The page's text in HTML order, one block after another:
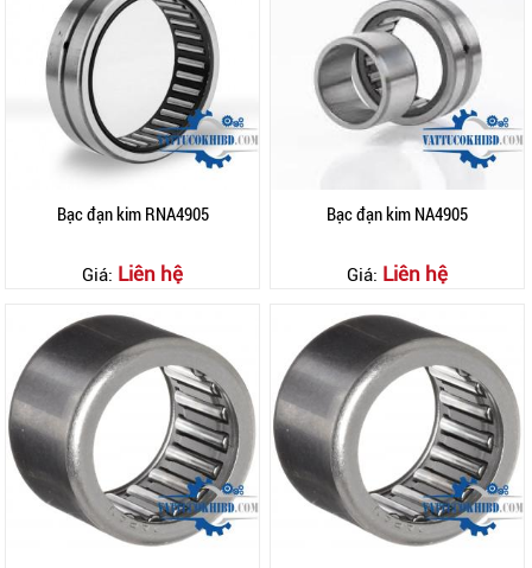
Bạc đạn kim RNA4905
Giá: Liên hệ
Bạc đạn kim NA4905
Giá: Liên hệ